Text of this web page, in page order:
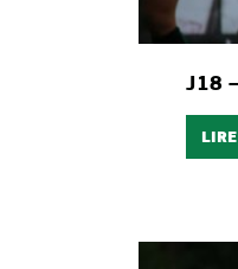
J18